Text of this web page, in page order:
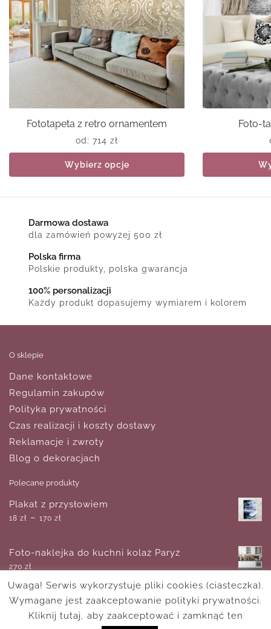
Fototapeta z retro ornamentem
od: 714 zł
Wybierz opcje
Foto-
Darmowa dostawa
dla zamówień powyżej 500 zł
Polska firma
Polskie produkty, polska gwarancja
100% personalizacji
Każdy produkt dopasujemy wymiarem i kolorem
O sklepie
Dane kontaktowe
Regulamin zakupów
Polityka prywatności
Czas realizacji i koszty dostawy
Reklamacje i zwroty
Blog o dekoracjach
Polecane produkty
Plakat z przysłowiem
18 zł – 170 zł
Foto-naklejka do kuchni kolaż Paryż
270 zł
Plakat z nagietkiem
– 170 zł
Uwaga! Serwis wykorzystuje pliki cookies (ciasteczka).
Wymagane jest zaakceptowanie polityki prywatności.
Kliknij tutaj, aby zaakceptować i zamknąć ten